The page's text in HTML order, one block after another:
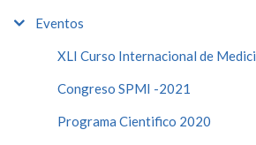
Eventos
XLI Curso Internacional de
Congreso SPMI -2021
Programa Cientifico 2020